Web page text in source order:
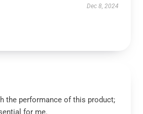
Dec 8, 2024
the performance of this product;
for me.